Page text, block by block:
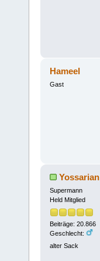
Hameel
Gast
Yossarian
Supermann
Held Mitglied
Beiträge: 20.866
Geschlecht:
alter Sack